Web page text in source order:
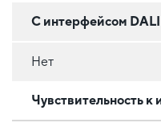
С интерфейсом DALI
Нет
Чувствительность к